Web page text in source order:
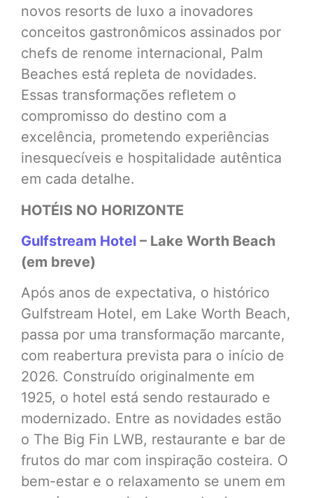
novos resorts de luxo a inovadores
conceitos gastronômicos assinados por
chefs de renome internacional, Palm
Beaches está repleta de novidades.
Essas transformações refletem o
compromisso do destino com a
excelência, prometendo experiências
inesquecíveis e hospitalidade autêntica
em cada detalhe.
HOTÉIS NO HORIZONTE
Gulfstream Hotel – Lake Worth Beach
(em breve)
Após anos de expectativa, o histórico
Gulfstream Hotel, em Lake Worth Beach,
passa por uma transformação marcante,
com reabertura prevista para o início de
2026. Construído originalmente em
1925, o hotel está sendo restaurado e
modernizado. Entre as novidades estão
o The Big Fin LWB, restaurante e bar de
frutos do mar com inspiração costeira. O
bem-estar e o relaxamento se unem em